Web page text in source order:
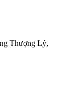
Thượng Lý,